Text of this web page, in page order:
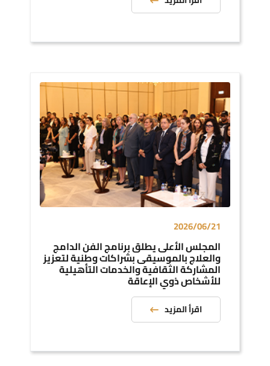
2026/06/21
المجلس الأعلى يطلق برنامج الفن الدامج
والعلاج بالموسيقى بشراكات وطنية لتعزيز
المشاركة الثقافية والخدمات التأهيلية
للأشخاص ذوي الإعاقة
اقرأ المزيد